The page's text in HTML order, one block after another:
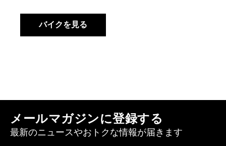
バイクを見る
メールマガジンに登録する
最新のニュースやおトクな情報が届きます